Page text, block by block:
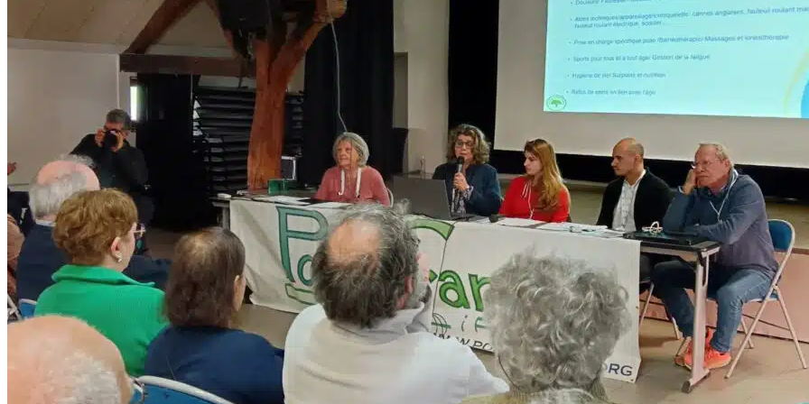
Poliomyélite
Un Peu D’histoire
D’où Vient Ce Mot ?
Le Poliovirus : Comment Ça Marche ?
Incubation Et Signes Cliniques
Vaccination, Propagation